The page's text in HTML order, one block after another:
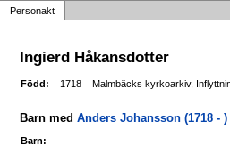
Personakt
Ingierd Håkansdotter
Född: 1718 Malmbäcks kyrkoarkiv,
Barn medAnders Johansson (1718 - )
Barn: